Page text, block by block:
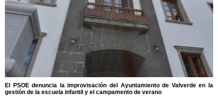
El PSOE denuncia la improvisación del Ayuntamiento de Valverde en la
gestión de la escuela infantil y el campamento de verano